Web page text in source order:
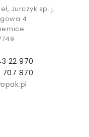
Jurczyk sp. j.
4
22 970
707 870